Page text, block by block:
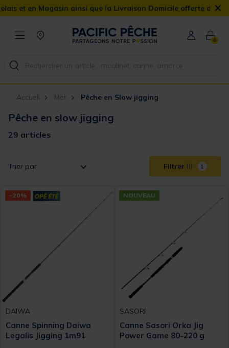
ainsi que la Livraison Domicile offerte dès 90€ ×
0
Accueil Mer Pêche en Slow jigging
Pêche en slow jigging
29 articles
Trier par Filtrer 1
-20%
DAIWA
Canne Spinning Daiwa
Legalis Jigging 1m91
NOUVEAU
SASORI
Canne Sasori Orka Jig
Power Game 80-220 g